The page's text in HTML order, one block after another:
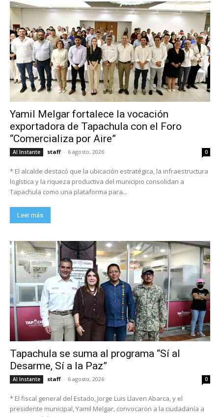
Yamil Melgar fortalece la vocación
exportadora de Tapachula con el Foro
“Comercializa por Aire”
Al Instante staff - 6 agosto, 2026 0
* El alcalde destacó que la ubicación estratégica, la infraestructura
logística y la riqueza productiva del municipio consolidan a
Tapachula como una plataforma para...
Leer más
Tapachula se suma al programa “Sí al
Desarme, Sí a la Paz”
Al Instante staff - 6 agosto, 2026 0
* El fiscal general del Estado, Jorge Luis Llaven Abarca, y el
presidente municipal, Yamil Melgar, convocaron a la ciudadanía a